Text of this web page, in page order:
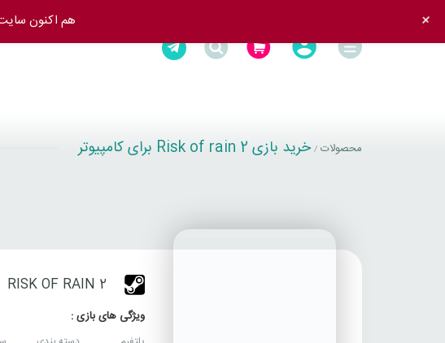
محصولات / خرید بازی Risk of rain 2 برای کامپیوتر
RISK OF RAIN 2
ویژگی های بازی :
هم اکنون +